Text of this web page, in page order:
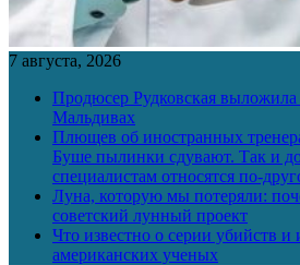
7 августа, 2026
Продюсер Рудковская
Мальдивах
Плющев об иностранных
Буше пылинки сдувают. Так и
специалистам относятся по-
Луна, которую мы потеряли:
советский лунный проект
Что известно о серии убийств и
американских ученых